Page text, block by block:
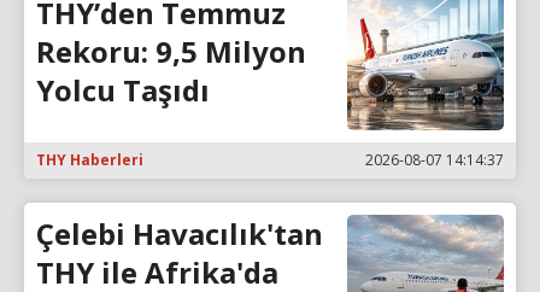
THY’den Temmuz
Rekoru: 9,5 Milyon
Yolcu Taşıdı
THY Haberleri 2026-08-07 14:14:37
Çelebi Havacılık'tan
THY ile Afrika'da